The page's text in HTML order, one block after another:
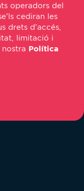
operadors del
cediran les
drets d'accés,
limitació i
Política